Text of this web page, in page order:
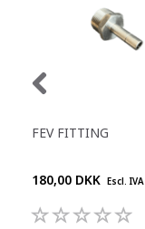
FEV FITTING
180,00 DKK Escl. IVA